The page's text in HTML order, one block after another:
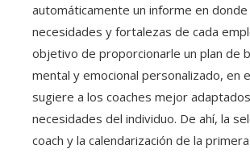
automáticamente un informe en donde
necesidades y fortalezas de cada
objetivo de proporcionarle un plan de
mental y emocional personalizado, en
sugiere a los coaches mejor
necesidades del individuo. De ahí, la
coach y la calendarización de la